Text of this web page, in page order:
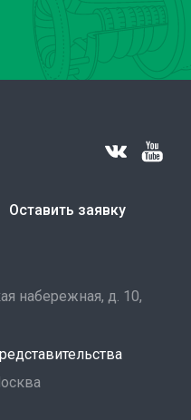
Оставить заявку
набережная, д. 10,